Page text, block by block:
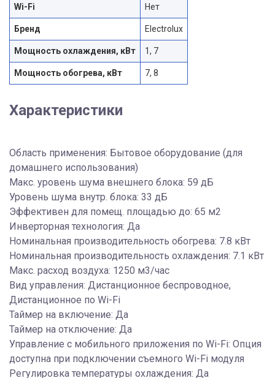
Wi-Fi Нет
Бренд Electrolux
Мощность охлаждения, кВт 1, 7
Мощность обогрева, кВт 7, 8
Характеристики
Область применения: Бытовое оборудование (для
домашнего использования)
Макс. уровень шума внешнего блока: 59 дБ
Уровень шума внутр. блока: 33 дБ
Эффективен для помещ. площадью до: 65 м2
Инверторная технология: Да
Номинальная производительность обогрева: 7.8 кВт
Номинальная производительность охлаждения: 7.1 кВт
Макс. расход воздуха: 1250 м3/час
Вид управления: Дистанционное беспроводное,
Дистанционное по Wi-Fi
Таймер на включение: Да
Таймер на отключение: Да
Управление c мобильного приложения по Wi-Fi: Опция
доступна при подключении съемного Wi-Fi модуля
Регулировка температуры охлаждения: Да